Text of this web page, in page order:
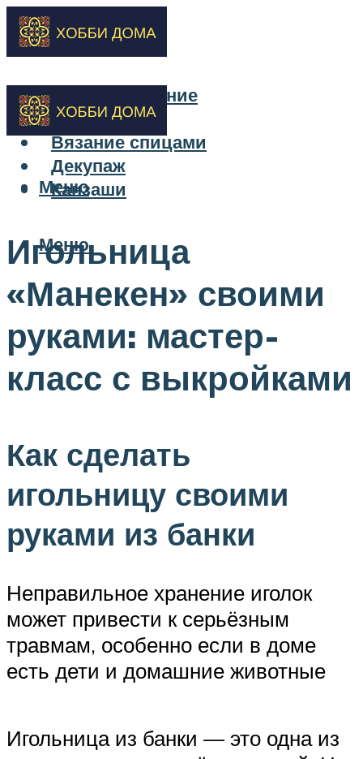
Бисероплетение
Вышивка
Вязание спицами
Декупаж
Канзаши
Меню
Меню
Игольница
«Манекен» своими
руками: мастер-
класс с выкройками
Как сделать
игольницу своими
руками из банки
Неправильное хранение иголок
может привести к серьёзным
травмам, особенно если в доме
есть дети и домашние животные
Игольница из банки — это одна из